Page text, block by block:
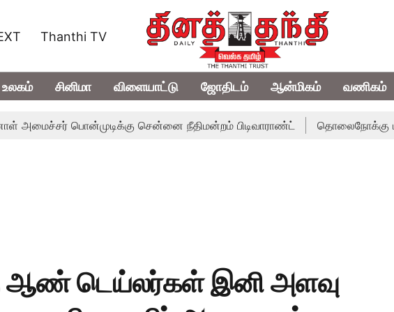
Thanthi TV
உலகம் சினிமா விளையாட்டு ஜோதிடம் ஆன்மிகம் வணிகம்
பொன்முடிக்கு சென்னை நீதிமன்றம் பிடிவாராண்ட் தொலைநோக்கு
ஆண் டெய்லர்கள் இனி அளவு